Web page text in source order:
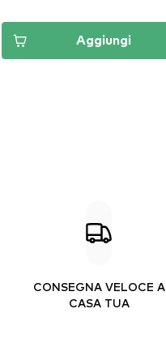
Aggiungi
CONSEGNA VELOCE A
CASA TUA